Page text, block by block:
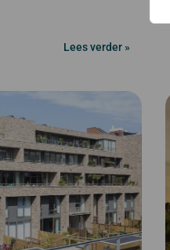
Lees verder »